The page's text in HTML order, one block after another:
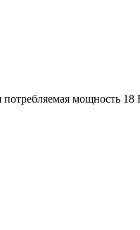
мощность